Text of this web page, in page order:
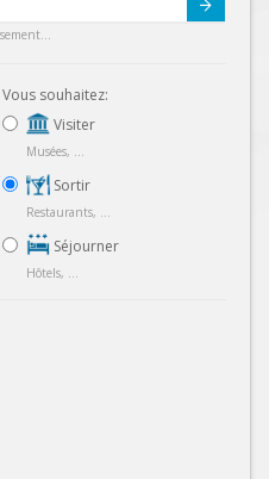
Vous souhaitez:
Visiter
Musées, ...
Sortir
Restaurants, ...
Séjourner
Hôtels, ...